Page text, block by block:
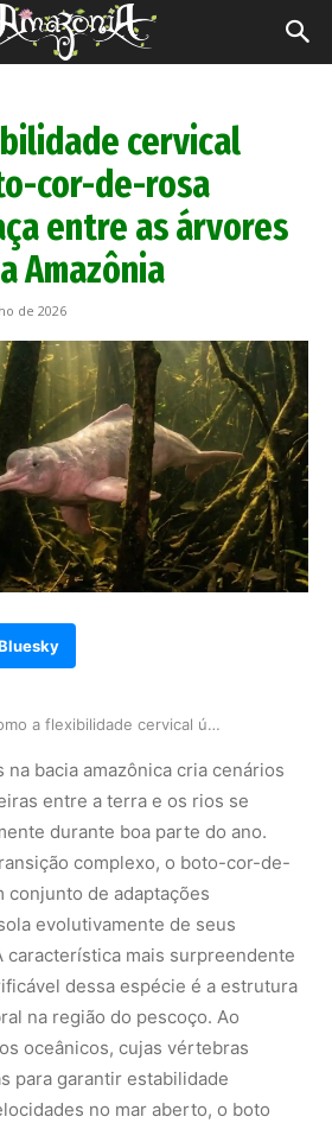
cervical
cor-de-rosa
entre as árvores
Amazônia
de 2026
Como a flexibilidade cervical única do boto-cor…
na bacia amazônica cria cenários
entre a terra e os rios se
durante boa parte do ano.
complexo, o boto-cor-de-
conjunto de adaptações
evolutivamente de seus
característica mais surpreendente
dessa espécie é a estrutura
na região do pescoço. Ao
oceânicos, cujas vértebras
para garantir estabilidade
no mar aberto, o boto